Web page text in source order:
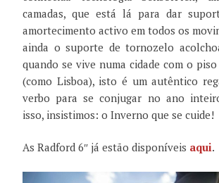
camadas, que está lá para dar
amortecimento activo em todos os
ainda o suporte de tornozelo
quando se vive numa cidade com o
(como Lisboa), isto é um autêntico
verbo para se conjugar no ano
isso, insistimos: o Inverno que se cuide!
As Radford 6″ já estão disponíveis aqui.